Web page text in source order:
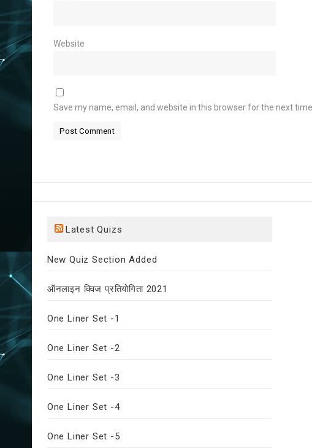
Website
Save my name, email, and website in this browser for the next
Latest Quizs
New Quiz Section Added
ऑनलाइन क्विज प्रतियोगिता 2021
One Liner Set -1
One Liner Set -2
One Liner Set -3
One Liner Set -4
One Liner Set -5